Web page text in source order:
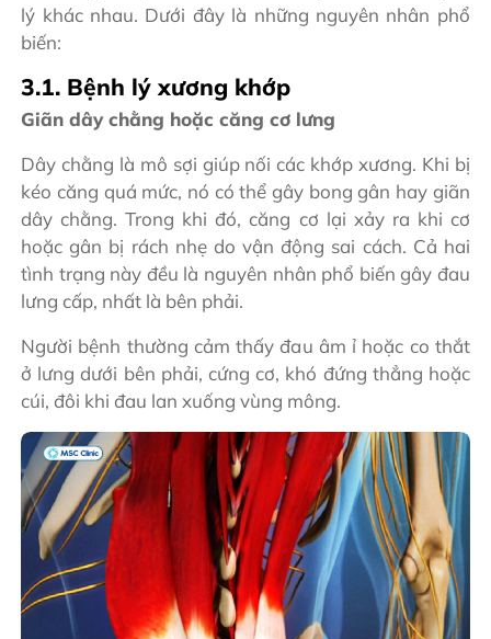
lý khác nhau. Dưới đây là những nguyên nhân phổ
biến:
3.1. Bệnh lý xương khớp
Giãn dây chằng hoặc căng cơ lưng
Dây chằng là mô sợi giúp nối các khớp xương. Khi bị
kéo căng quá mức, nó có thể gây bong gân hay giãn
dây chằng. Trong khi đó, căng cơ lại xảy ra khi cơ
hoặc gân bị rách nhẹ do vận động sai cách. Cả hai
tình trạng này đều là nguyên nhân phổ biến gây đau
lưng cấp, nhất là bên phải.
Người bệnh thường cảm thấy đau âm ỉ hoặc co thắt
ở lưng dưới bên phải, cứng cơ, khó đứng thẳng hoặc
cúi, đôi khi đau lan xuống vùng mông.